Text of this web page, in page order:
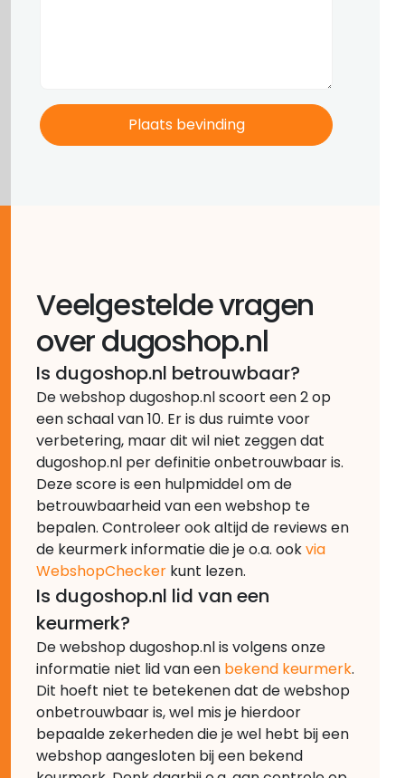
Veelgestelde vragen
over dugoshop.nl
Is dugoshop.nl betrouwbaar?
De webshop dugoshop.nl scoort een 2 op
een schaal van 10. Er is dus ruimte voor
verbetering, maar dit wil niet zeggen dat
dugoshop.nl per definitie onbetrouwbaar is.
Deze score is een hulpmiddel om de
betrouwbaarheid van een webshop te
bepalen. Controleer ook altijd de reviews en
de keurmerk informatie die je o.a. ookvia
WebshopChecker kunt lezen.
Is dugoshop.nl lid van een
keurmerk?
De webshop dugoshop.nl is volgens onze
informatie niet lid van een bekend keurmerk.
Dit hoeft niet te betekenen dat de webshop
onbetrouwbaar is, wel mis je hierdoor
bepaalde zekerheden die je wel hebt bij een
webshop aangesloten bij een bekend